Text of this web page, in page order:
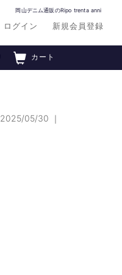
岡山デニム通販のRipo trenta anni
ログイン 新規会員登録
カート
2025/05/30 ｜